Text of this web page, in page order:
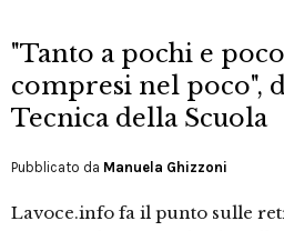
"Tanto a pochi e
compresi nel poco",
Tecnica della Scuola
Pubblicato da Manuela Ghizzoni
Lavoce.info fa il punto sulle